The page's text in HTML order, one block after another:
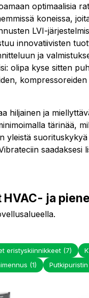
optimaalisia
koneissa,
LVI-
innovatiivisten
ja
olipa kyse sitten
hiljainen ja
tärinää,
yleistä suorituskykyä
saadaksesi
ja
eristyskiinnikkeet (7)
(1) Putkipuristin